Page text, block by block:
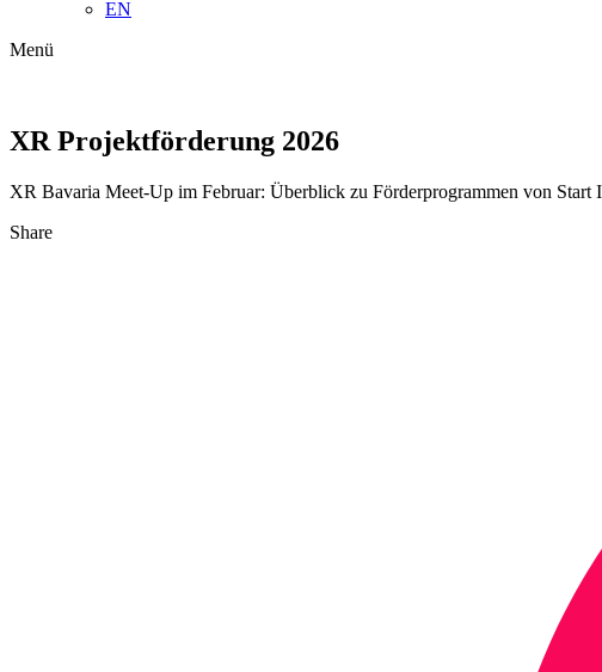
EN
Menü
XR Projektförderung 2026
XR Bavaria Meet-Up im Februar: Überblick zu Förderprogrammen von
Share